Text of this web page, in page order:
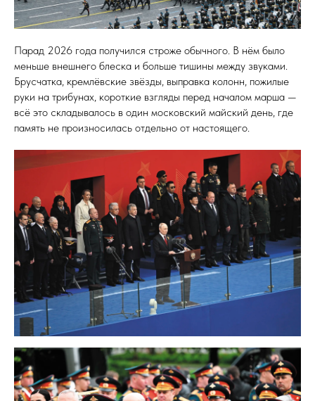
Парад 2026 года получился строже обычного. В нём было
меньше внешнего блеска и больше тишины между звуками.
Брусчатка, кремлёвские звёзды, выправка колонн, пожилые
руки на трибунах, короткие взгляды перед началом марша —
всё это складывалось в один московский майский день, где
память не произносилась отдельно от настоящего.